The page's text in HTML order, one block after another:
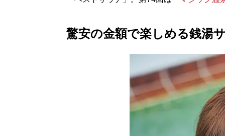
驚安の金額で楽しめる銭湯